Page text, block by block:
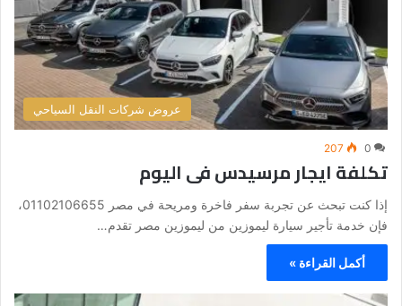
عروض شركات النقل السياحي
0
207
تكلفة ايجار مرسيدس فى اليوم
إذا كنت تبحث عن تجربة سفر فاخرة ومريحة في مصر 01102106655،
فإن خدمة تأجير سيارة ليموزين من ليموزين مصر تقدم…
أكمل القراءة »